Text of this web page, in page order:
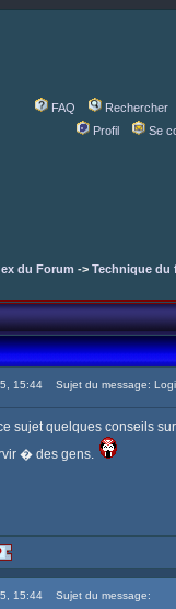
FAQ
Rechercher
Profil
Se
du Forum -> Technique du
15:44 Sujet du message:
sujet quelques conseils
� des gens.
15:44 Sujet du message: